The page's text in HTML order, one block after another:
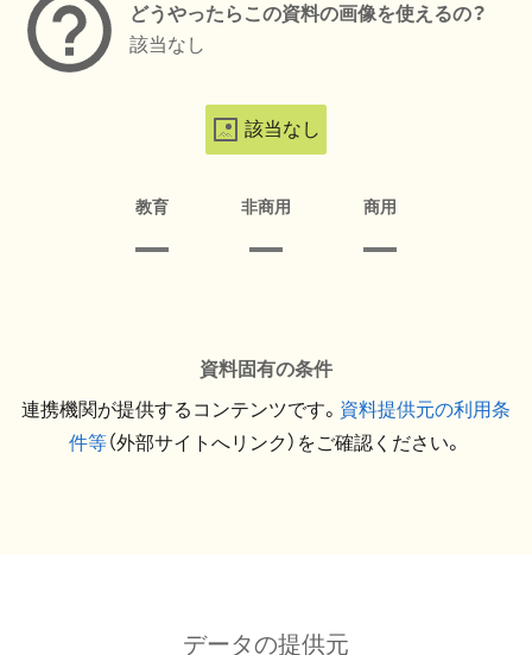
どうやったらこの資料の画像を使えるの？
該当なし
該当なし
教育 非商用 商用
資料固有の条件
連携機関が提供するコンテンツです。 資料提供元の利用条
件等（外部サイトへリンク）をご確認ください。
データの提供元